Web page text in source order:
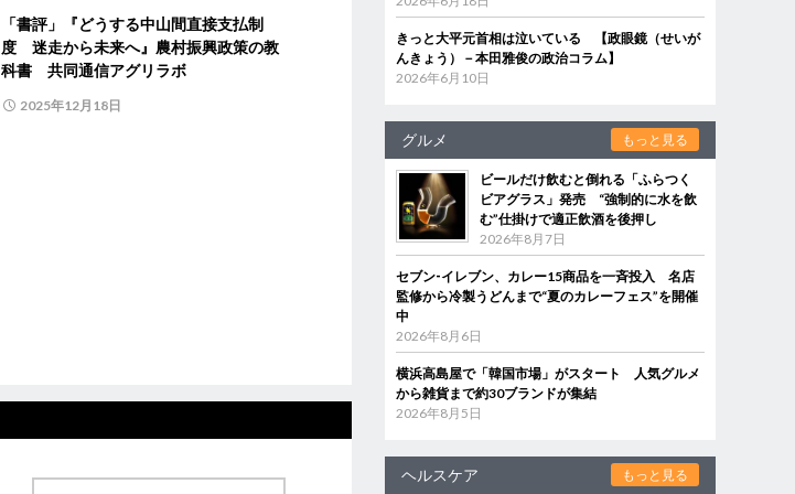
「書評」『どうする中山間直接支払制
度 迷走から未来へ』農村振興政策の教
科書 共同通信アグリラボ
2025年12月18日
きっと大平元首相は泣いている 【政眼鏡（せいが
んきょう）－本田雅俊の政治コラム】
2026年6月10日
グルメ もっと見る
ビールだけ飲むと倒れる「ふらつく
ビアグラス」発売 “強制的に水を飲
む”仕掛けで適正飲酒を後押し
2026年8月7日
セブン‐イレブン、カレー15商品を一斉投入 名店
監修から冷製うどんまで“夏のカレーフェス”を開催
中
2026年8月6日
横浜高島屋で「韓国市場」がスタート 人気グルメ
から雑貨まで約30ブランドが集結
2026年8月5日
ヘルスケア もっと見る